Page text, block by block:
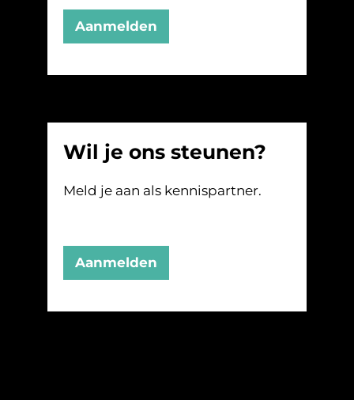
Aanmelden
Wil je ons steunen?
Meld je aan als kennispartner.
Aanmelden